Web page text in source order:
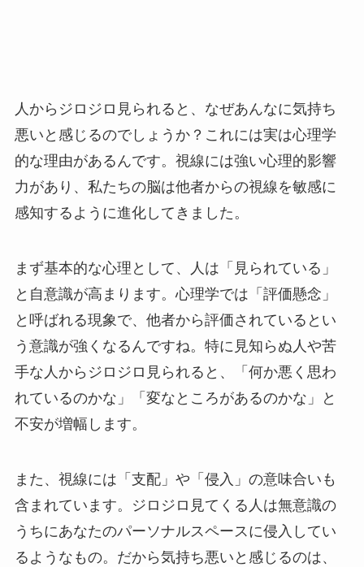
人からジロジロ見られると、なぜあんなに気持ち
悪いと感じるのでしょうか？これには実は心理学
的な理由があるんです。視線には強い心理的影響
力があり、私たちの脳は他者からの視線を敏感に
感知するように進化してきました。
まず基本的な心理として、人は「見られている」
と自意識が高まります。心理学では「評価懸念」
と呼ばれる現象で、他者から評価されているとい
う意識が強くなるんですね。特に見知らぬ人や苦
手な人からジロジロ見られると、「何か悪く思わ
れているのかな」「変なところがあるのかな」と
不安が増幅します。
また、視線には「支配」や「侵入」の意味合いも
含まれています。ジロジロ見てくる人は無意識の
うちにあなたのパーソナルスペースに侵入してい
るようなもの。だから気持ち悪いと感じるのは、